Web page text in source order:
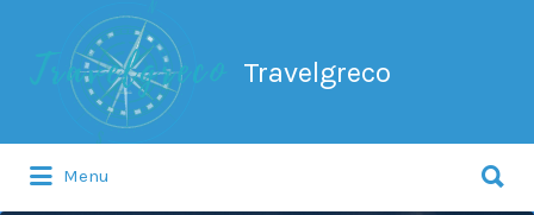
Travelgreco
Search
Menu
for: